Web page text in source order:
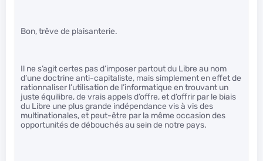
Bon, trêve de plaisanterie.
Il ne s’agit certes pas d’imposer partout du Libre au nom
d’une doctrine anti-capitaliste, mais simplement en effet de
rationnaliser l’utilisation de l’informatique en trouvant un
juste équilibre, de vrais appels d’offre, et d’offrir par le biais
du Libre une plus grande indépendance vis à vis des
multinationales, et peut-être par la même occasion des
opportunités de débouchés au sein de notre pays.